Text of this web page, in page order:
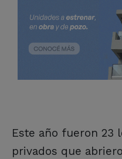
Este año fueron 23
privados que